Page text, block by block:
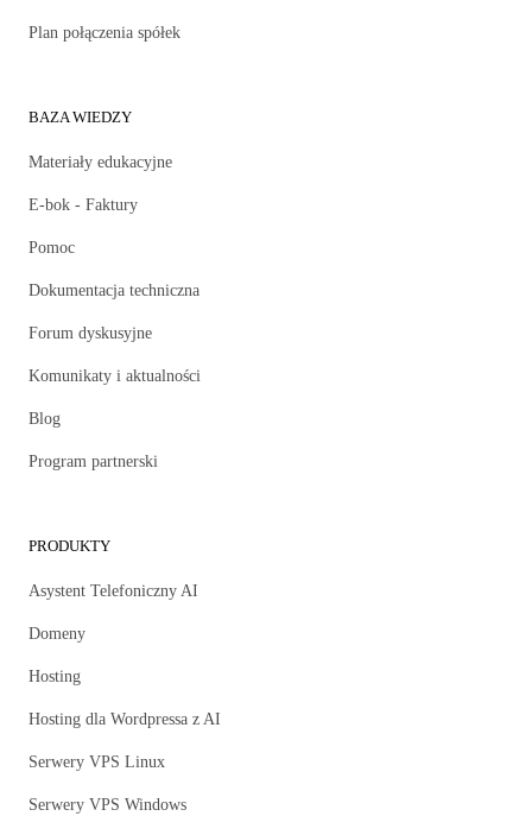
Plan połączenia spółek
BAZA WIEDZY
Materiały edukacyjne
E-bok - Faktury
Pomoc
Dokumentacja techniczna
Forum dyskusyjne
Komunikaty i aktualności
Blog
Program partnerski
PRODUKTY
Asystent Telefoniczny AI
Domeny
Hosting
Hosting dla Wordpressa z AI
Serwery VPS Linux
Serwery VPS Windows